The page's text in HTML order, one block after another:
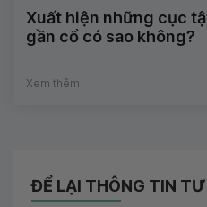
Xuất hiện những cục
gần cổ có sao không?
Xem thêm
ĐỂ LẠI THÔNG TIN